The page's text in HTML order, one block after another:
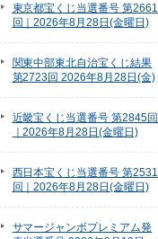
東京都宝くじ当選番号 第2661
回｜2026年8月28日(金曜日)
関東中部東北自治宝くじ結果
第2723回 2026年8月28日(金)
近畿宝くじ当選番号 第2845回
｜2026年8月28日(金曜日)
西日本宝くじ当選番号 第2531
回｜2026年8月28日(金曜日)
サマージャンボプレミアム発